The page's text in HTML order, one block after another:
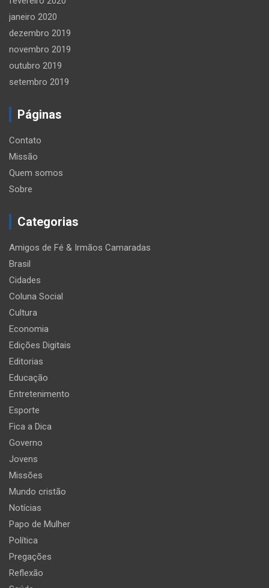
janeiro 2020
dezembro 2019
novembro 2019
outubro 2019
setembro 2019
Páginas
Contato
Missão
Quem somos
Sobre
Categorias
Amigos de Fé & Irmãos Camaradas
Brasil
Cidades
Coluna Social
Cultura
Economia
Edições Digitais
Editorias
Educação
Entretenimento
Esporte
Fica a Dica
Governo
Jovens
Missões
Mundo cristão
Notícias
Papo de Mulher
Política
Pregações
Reflexão